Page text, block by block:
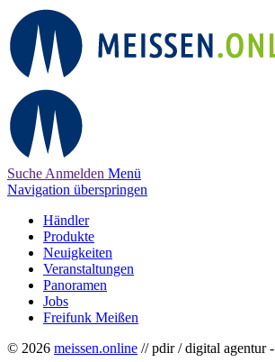
Suche Anmelden Menü
Navigation überspringen
Händler
Produkte
Neuigkeiten
Veranstaltungen
Panoramen
Jobs
Freifunk Meißen
© 2026 meissen.online // pdir / digital agentur -